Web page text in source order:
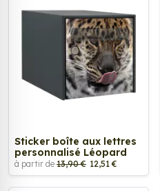
Sticker boîte aux lettres
personnalisé Léopard
à partir de 13,90 € 12,51 €